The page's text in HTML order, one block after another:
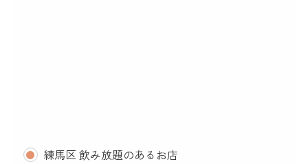
練馬区 飲み放題のあるお店